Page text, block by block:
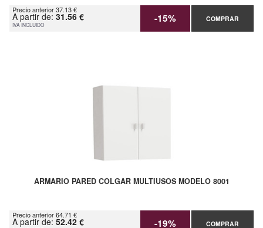
Precio anterior 37.13 €
A partir de: 31.56 €
IVA INCLUIDO -15% COMPRAR
ARMARIO PARED COLGAR MULTIUSOS MODELO 8001
Precio anterior 64.71 €
A partir de: 52.42 € -19% COMPRAR